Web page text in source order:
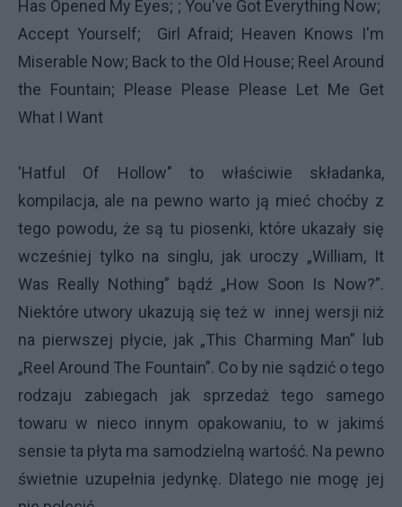
Has Opened My Eyes; ; You've Got Everything Now;
Accept Yourself; Girl Afraid; Heaven Knows I'm
Miserable Now; Back to the Old House; Reel Around
the Fountain; Please Please Please Let Me Get
What I Want
'Hatful Of Hollow" to właściwie składanka,
kompilacja, ale na pewno warto ją mieć choćby z
tego powodu, że są tu piosenki, które ukazały się
wcześniej tylko na singlu, jak uroczy „William, It
Was Really Nothing” bądź „How Soon Is Now?”.
Niektóre utwory ukazują się też w innej wersji niż
na pierwszej płycie, jak „This Charming Man” lub
„Reel Around The Fountain”. Co by nie sądzić o tego
rodzaju zabiegach jak sprzedaż tego samego
towaru w nieco innym opakowaniu, to w jakimś
sensie ta płyta ma samodzielną wartość. Na pewno
świetnie uzupełnia jedynkę. Dlatego nie mogę jej